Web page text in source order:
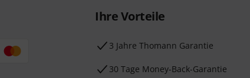
Ihre Vorteile
3 Jahre Thomann Garantie
30 Tage Money-Back-Garantie